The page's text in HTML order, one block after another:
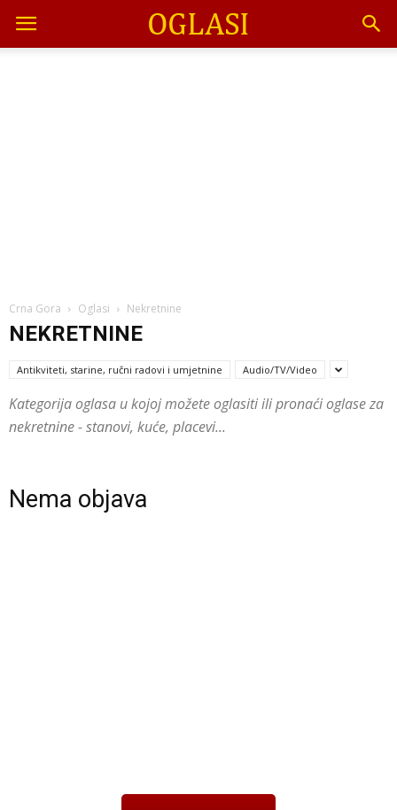
Crna Gora Oglasi Nekretnine
NEKRETNINE
Antikviteti, starine, ručni radovi i umjetnine Audio/TV/Video
Kategorija oglasa u kojoj možete oglasiti ili pronaći oglase za
nekretnine - stanovi, kuće, placevi...
Nema objava